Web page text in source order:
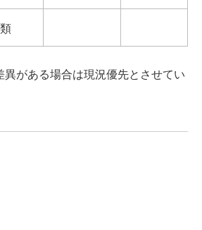
異がある場合は現況優先とさせてい